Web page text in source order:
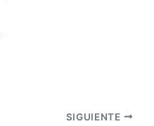
SIGUIENTE